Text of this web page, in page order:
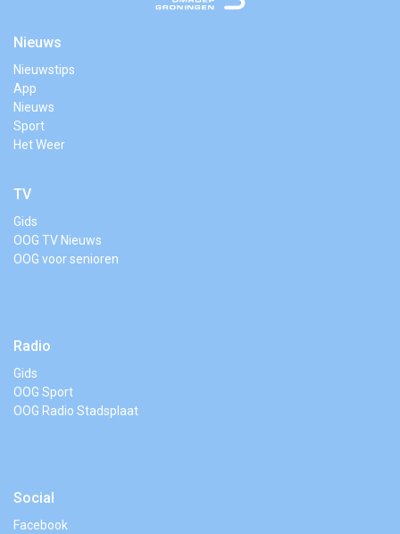
Nieuws
Nieuwstips
App
Nieuws
Sport
Het Weer
TV
Gids
OOG TV Nieuws
OOG voor senioren
Radio
Gids
OOG Sport
OOG Radio Stadsplaat
Social
Facebook